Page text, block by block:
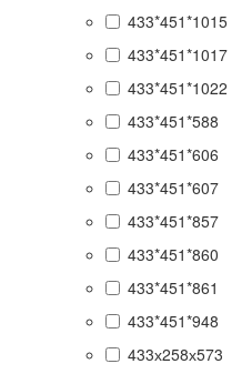
433*451*1015
433*451*1017
433*451*1022
433*451*588
433*451*606
433*451*607
433*451*857
433*451*860
433*451*861
433*451*948
433х258х573